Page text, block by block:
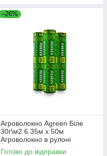
–26%
Агроволокно Agreen Біле
30г\м2 6.35м х 50м
Агроволокно в рулоні
Укривне агроволокно
Готово до відправки